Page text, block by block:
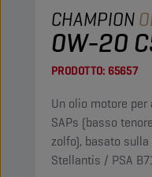
CHAMPION
0W-20
PRODOTTO: 65657
Un olio motore per
SAPs (basso
zolfo), basato
Stellantis / PSA